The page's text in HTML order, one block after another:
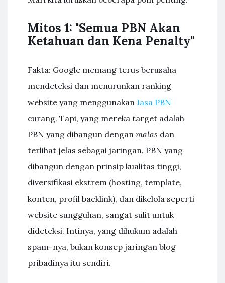
Mitos 1: "Semua PBN Akan
Ketahuan dan Kena Penalty"
Fakta: Google memang terus berusaha
mendeteksi dan menurunkan ranking
website yang menggunakan Jasa PBN
curang. Tapi, yang mereka target adalah
PBN yang dibangun dengan malas dan
terlihat jelas sebagai jaringan. PBN yang
dibangun dengan prinsip kualitas tinggi,
diversifikasi ekstrem (hosting, template,
konten, profil backlink), dan dikelola seperti
website sungguhan, sangat sulit untuk
dideteksi. Intinya, yang dihukum adalah
spam-nya, bukan konsep jaringan blog
pribadinya itu sendiri.